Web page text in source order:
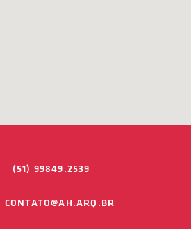
(51) 99849.2539
CONTATO@AH.ARQ.BR